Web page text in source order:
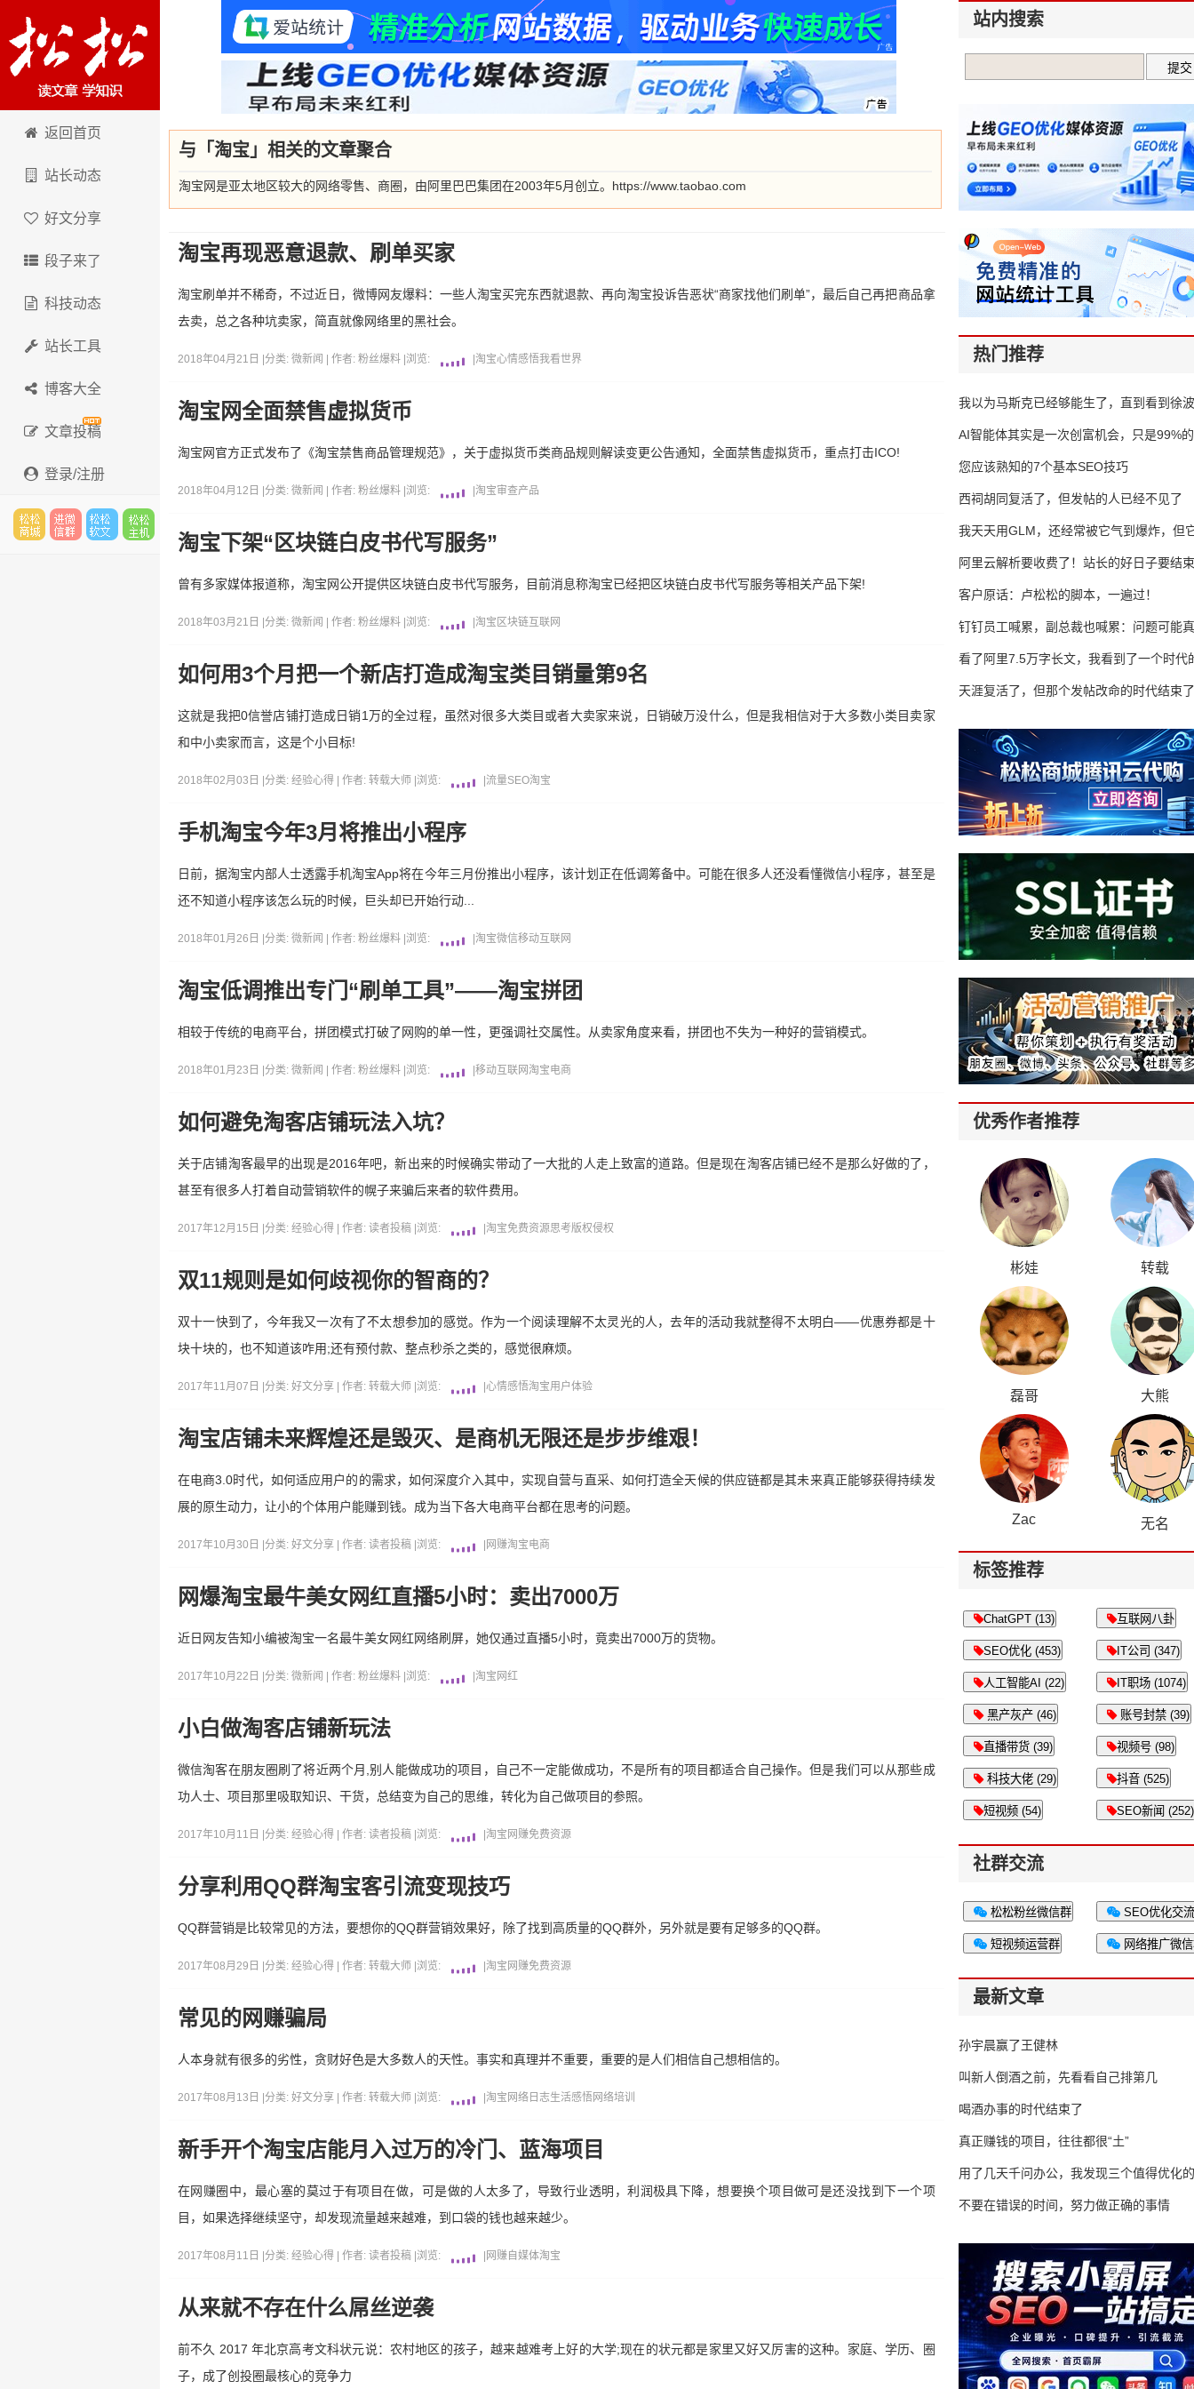
卢松松博客
返回首页
站长动态
好文分享
段子来了
科技动态
站长工具
博客大全
文章投稿
登录/注册
与「淘宝」相关的文章聚合
淘宝网是亚太地区较大的网络零售、商圈，由阿里巴巴集团在2003年5月创立。https://www.taobao.com
淘宝再现恶意退款、刷单买家
淘宝刷单并不稀奇，不过近日，微博网友爆料：一些人淘宝买完东西就退款、再向淘宝投诉告恶状“商家找他们刷单”，最后自己再把商品拿
去卖，总之各种坑卖家，简直就像网络里的黑社会。
2018年04月21日 | 分类: 微新闻 | 作者: 粉丝爆料 浏览: 淘宝心情感悟我看世界
淘宝网全面禁售虚拟货币
淘宝网官方正式发布了《淘宝禁售商品管理规范》，关于虚拟货币类商品规则解读变更公告通知，全面禁售虚拟货币，重点打击ICO!
2018年04月12日 | 分类: 微新闻 | 作者: 粉丝爆料 浏览: 淘宝审查产品
淘宝下架“区块链白皮书代写服务”
曾有多家媒体报道称，淘宝网公开提供区块链白皮书代写服务，目前消息称淘宝已经把区块链白皮书代写服务等相关产品下架!
2018年03月21日 | 分类: 微新闻 | 作者: 粉丝爆料 浏览: 淘宝 区块链互联网
如何用3个月把一个新店打造成淘宝类目销量第9名
这就是我把0信誉店铺打造成日销1万的全过程，虽然对很多大类目或者大卖家来说，日销破万没什么，但是我相信对于大多数小类目卖家
和中小卖家而言，这是个小目标!
2018年02月03日 | 分类: 经验心得 | 作者: 转载大师 浏览: 流量SEO淘宝
手机淘宝今年3月将推出小程序
日前，据淘宝内部人士透露手机淘宝App将在今年三月份推出小程序，该计划正在低调筹备中。可能在很多人还没看懂微信小程序，甚至是
还不知道小程序该怎么玩的时候，巨头却已开始行动...
2018年01月26日 | 分类: 微新闻 | 作者: 粉丝爆料 浏览: 淘宝微信移动互联网
淘宝低调推出专门“刷单工具”——淘宝拼团
相较于传统的电商平台，拼团模式打破了网购的单一性，更强调社交属性。从卖家角度来看，拼团也不失为一种好的营销模式。
2018年01月23日 | 分类: 微新闻 | 作者: 粉丝爆料 浏览: 移动互联网淘宝电商
如何避免淘客店铺玩法入坑？
关于店铺淘客最早的出现是2016年吧，新出来的时候确实带动了一大批的人走上致富的道路。但是现在淘客店铺已经不是那么好做的了，
甚至有很多人打着自动营销软件的幌子来骗后来者的软件费用。
2017年12月15日 | 分类: 经验心得 | 作者: 读者投稿 浏览: 淘宝免费资源思考版权侵权
双11规则是如何歧视你的智商的？
双十一快到了，今年我又一次有了不太想参加的感觉。作为一个阅读理解不太灵光的人，去年的活动我就整得不太明白——优惠券都是十
块十块的，也不知道该咋用;还有预付款、整点秒杀之类的，感觉很麻烦。
2017年11月07日 | 分类: 好文分享 | 作者: 转载大师 浏览: 心情感悟淘宝用户体验
淘宝店铺未来辉煌还是毁灭、是商机无限还是步步维艰！
在电商3.0时代，如何适应用户的的需求，如何深度介入其中，实现自营与直采、如何打造全天候的供应链都是其未来真正能够获得持续发
展的原生动力，让小的个体用户能赚到钱。成为当下各大电商平台都在思考的问题。
2017年10月30日 | 分类: 好文分享 | 作者: 读者投稿 浏览: 网赚淘宝电商
网爆淘宝最牛美女网红直播5小时：卖出7000万
近日网友告知小编被淘宝一名最牛美女网红网络刷屏，她仅通过直播5小时，竟卖出7000万的货物。
2017年10月22日 | 分类: 微新闻 | 作者: 粉丝爆料 浏览: 淘宝 网红
小白做淘客店铺新玩法
微信淘客在朋友圈刷了将近两个月,别人能做成功的项目，自己不一定能做成功，不是所有的项目都适合自己操作。但是我们可以从那些成
功人士、项目那里吸取知识、干货，总结变为自己的思维，转化为自己做项目的参照。
2017年10月11日 | 分类: 经验心得 | 作者: 读者投稿 浏览: 淘宝 网赚免费资源
分享利用QQ群淘宝客引流变现技巧
QQ群营销是比较常见的方法，要想你的QQ群营销效果好，除了找到高质量的QQ群外，另外就是要有足够多的QQ群。
2017年08月29日 | 分类: 经验心得 | 作者: 转载大师 浏览: 淘宝 网赚免费资源
常见的网赚骗局
人本身就有很多的劣性，贪财好色是大多数人的天性。事实和真理并不重要，重要的是人们相信自己想相信的。
2017年08月13日 | 分类: 好文分享 | 作者: 转载大师 浏览: 淘宝 网络日志生活感悟网络培训
新手开个淘宝店能月入过万的冷门、蓝海项目
在网赚圈中，最心塞的莫过于有项目在做，可是做的人太多了，导致行业透明，利润极具下降，想要换个项目做可是还没找到下一个项
目，如果选择继续坚守，却发现流量越来越难，到口袋的钱也越来越少。
2017年08月11日 | 分类: 经验心得 | 作者: 读者投稿 浏览: 网赚 自媒体淘宝
从来就不存在什么屌丝逆袭
前不久 2017 年北京高考文科状元说：农村地区的孩子，越来越难考上好的大学;现在的状元都是家里又好又厉害的这种。家庭、学历、圈
子，成了创投圈最核心的竞争力
站内搜索
热门推荐
我以为马斯克已经够能生了，直到看到
AI智能体其实是一次创富机会，只是99%
错过了
您应该熟知的7个基本SEO技巧
西祠胡同复活了，但发帖的人已经不见了
我天天用GLM，还经常被它气到爆炸，但
16万亿
阿里云解析要收费了！站长的好日子要结
客户原话：卢松松的脚本，一遍过！
钉钉员工喊累，副总裁也喊累：问题可能
了
看了阿里7.5万字长文，我看到了一个时代
天涯复活了，但那个发帖改命的时代结束了
优秀作者推荐
彬娃 转载
磊哥 大熊
Zac 无名
标签推荐
ChatGPT (13) 互联网八卦
SEO优化 (453) IT公司 (347)
人工智能AI (22) IT职场 (1074)
黑产灰产 (46) 账号封禁 (39)
直播带货 (39) 视频号 (98)
科技大佬 (29) 抖音 (525)
短视频 (54) SEO新闻 (252)
社群交流
松松粉丝微信群 SEO优化交
短视频运营群 网络推广微
最新文章
孙宇晨赢了王健林
叫新人倒酒之前，先看看自己排第几
喝酒办事的时代结束了
真正赚钱的项目，往往都很“土”
用了几天千问办公，我发现三个值得优化
不要在错误的时间，努力做正确的事情